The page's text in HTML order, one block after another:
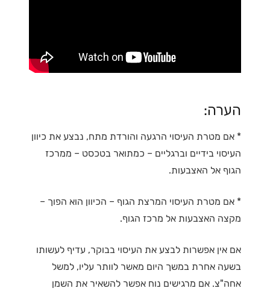
הערה:
* אם מטרת העיסוי הרגעה והורדת מתח, נבצע את כיוון
העיסוי בידיים וברגליים – כמתואר בטכסט – ממרכז
הגוף אל האצבעות.
* אם מטרת העיסוי המרצת הגוף – הכיוון הוא הפוך –
מקצה האצבעות אל מרכז הגוף.
אם אין אפשרות לבצע את העיסוי בבוקר, עדיף לעשותו
בשעה אחרת במשך היום מאשר לוותר עליו, למשל
אחה"צ. אם מרגישים נוח אפשר להשאיר את השמן